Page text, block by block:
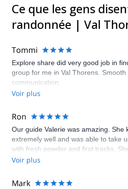
Ce que les gens
randonnée | Val
Tommi
Explore share did very good job in
group for me in Val Thorens. Smooth
communication.
Voir plus
Ron
Our guide Valerie was amazing. She
extremely well and was able to take
with fresh powder and first tracks.
also knew our limits. I highly
Voir plus
Mark